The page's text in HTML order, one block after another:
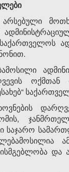
საქართველოს